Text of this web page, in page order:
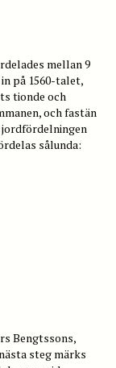
mellan 9
på 1560-talet,
tionde och
och fastän
jordfördelningen
sålunda:
Bengtssons,
steg märks